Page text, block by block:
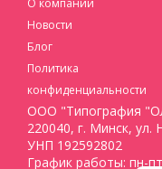
О компании
Новости
Блог
Политика
конфиденциальности
ООО "Типография
220040, г. Минск, ул.
УНП 192592802
График работы: пн-